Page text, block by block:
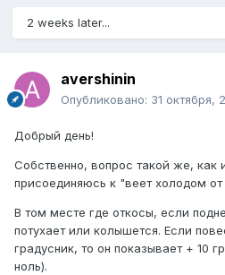
2 weeks later...
avershinin
Опубликовано: 31 октября,
Добрый день!
Собственно, вопрос такой же, как
присоединяюсь к "веет холодом от
В том месте где откосы, если
потухает или колышется. Если
градусник, то он показывает + 10
ноль).